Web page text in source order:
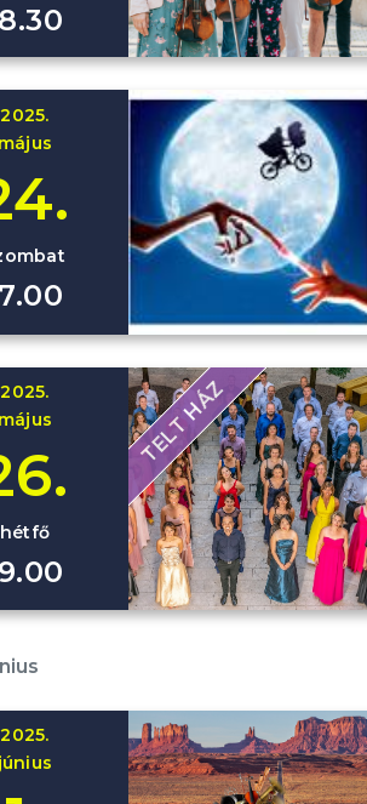
2025.
2025.
hétfő
TELT HÁZ
2025.